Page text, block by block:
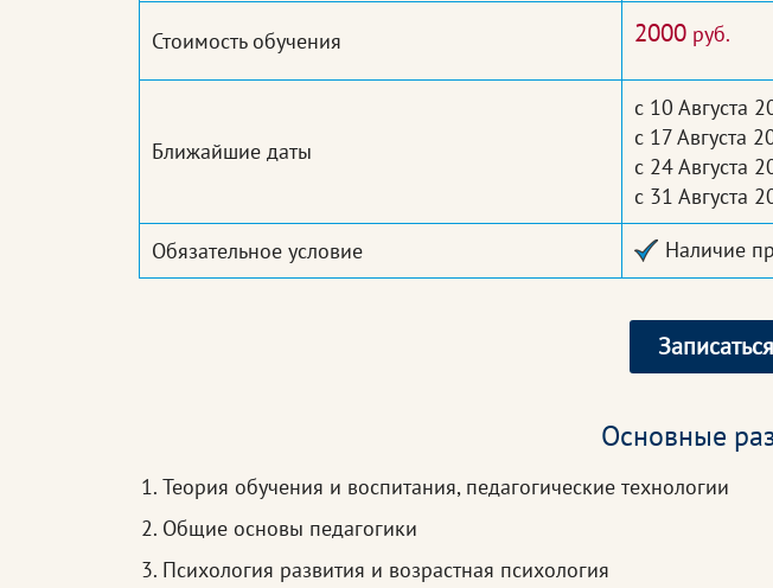
Стоимость обучения 2000 руб.
Ближайшие даты
с 10 Августа
с 17 Августа
с 24 Августа
с 31 Августа
Обязательное условие
Наличие
Основные
Теория обучения и воспитания, педагогические технологии
Общие основы педагогики
Психология развития и возрастная психология